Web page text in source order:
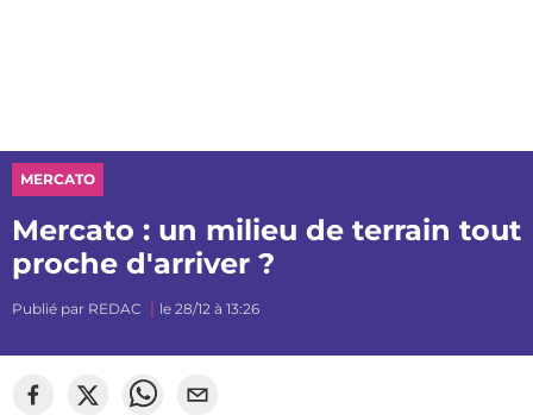
MERCATO
Mercato : un milieu de terrain tout
proche d'arriver ?
Publié par REDAC le 28/12 à 13:26